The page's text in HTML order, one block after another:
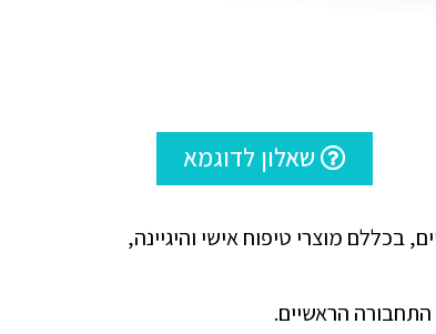
שאלון לדוגמא
בכללם מוצרי טיפוח אישי והיגיינה,
התחבורה הראשיים.